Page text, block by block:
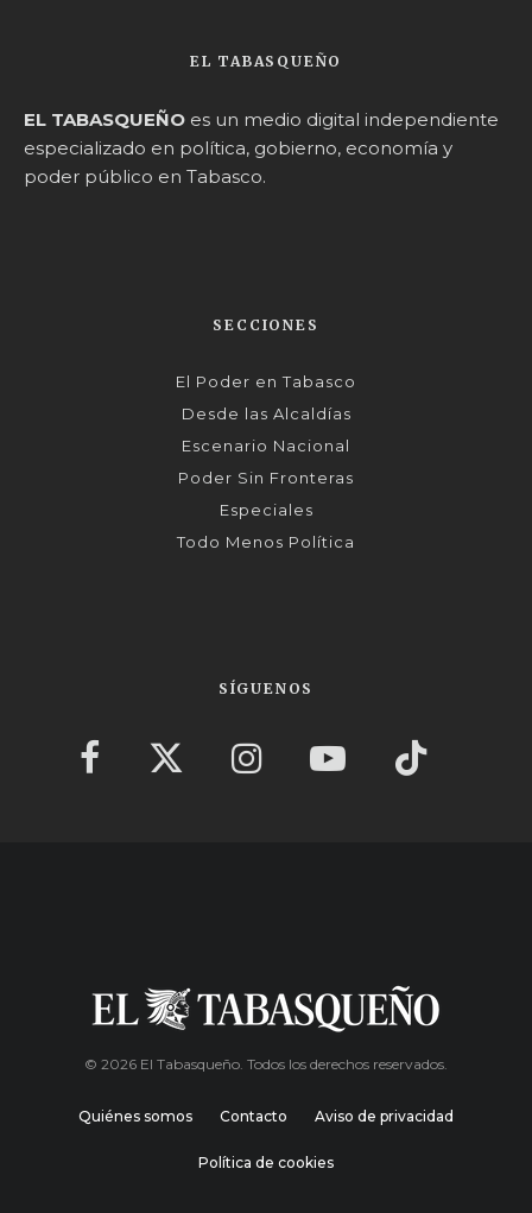
EL TABASQUEÑO
EL TABASQUEÑO es un medio digital independiente
especializado en política, gobierno, economía y
poder público en Tabasco.
SECCIONES
El Poder en Tabasco
Desde las Alcaldías
Escenario Nacional
Poder Sin Fronteras
Especiales
Todo Menos Política
SÍGUENOS
© 2026 El Tabasqueño. Todos los derechos reservados.
Quiénes somos Contacto Aviso de privacidad
Política de cookies